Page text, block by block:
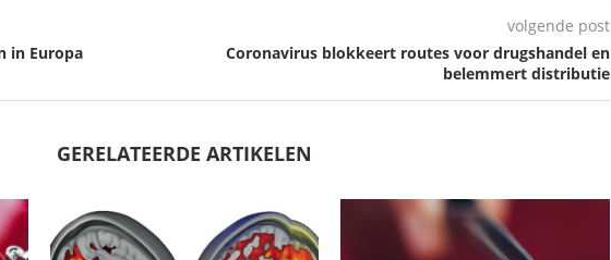
in Europa
volgende post
Coronavirus blokkeert routes voor drugshandel en
belemmert distributie
GERELATEERDE ARTIKELEN